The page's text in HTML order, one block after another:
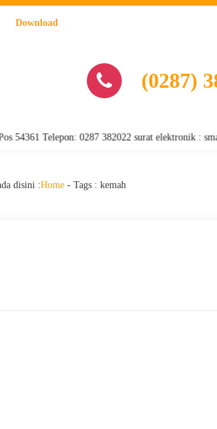
Download
(0287)
Telepon: 0287 382022 surat elektronik :
disini :Home- Tags : kemah